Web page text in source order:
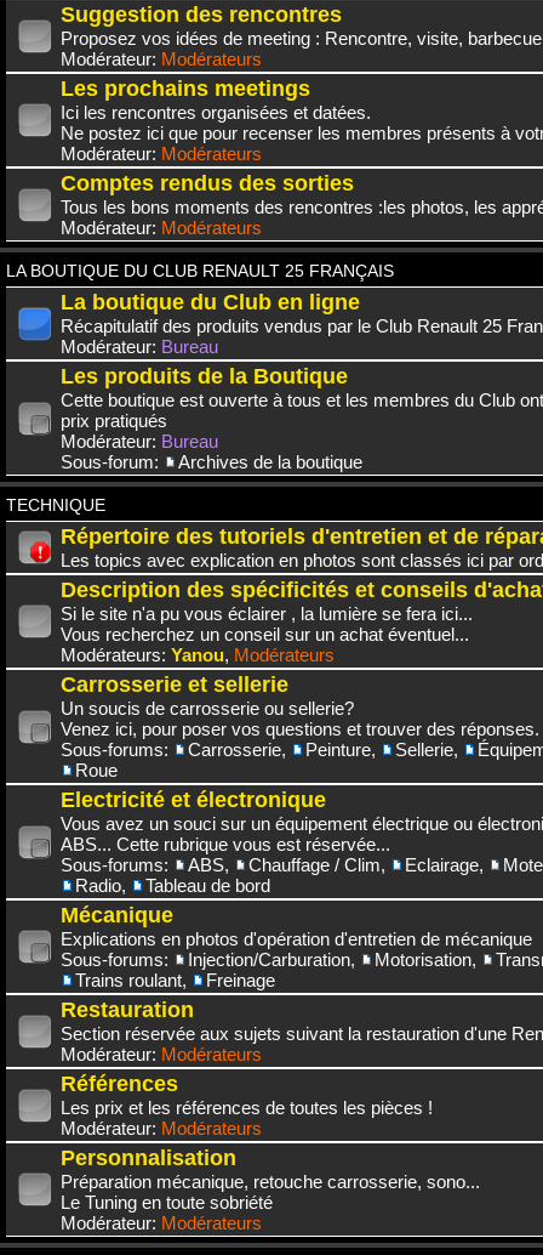
Suggestion des rencontres
Proposez vos idées de meeting : Rencontre, visite,
Modérateur: Modérateurs
Les prochains meetings
Ici les rencontres organisées et datées.
Ne postez ici que pour recenser les membres présents à
Modérateur: Modérateurs
Comptes rendus des sorties
Tous les bons moments des rencontres :les photos, les
Modérateur: Modérateurs
LA BOUTIQUE DU CLUB RENAULT 25 FRANÇAIS
La boutique du Club en ligne
Récapitulatif des produits vendus par le Club Renault 25
Modérateur: Bureau
Les produits de la Boutique
Cette boutique est ouverte à tous et les membres du Club
prix pratiqués
Modérateur: Bureau
Sous-forum:
Archives de la boutique
TECHNIQUE
Répertoire des tutoriels d'entretien et de
Les topics avec explication en photos sont classés ici par
Description des spécificités et conseils
Si le site n'a pu vous éclairer , la lumière se fera ici...
Vous recherchez un conseil sur un achat éventuel...
Modérateurs: Yanou, Modérateurs
Carrosserie et sellerie
Un soucis de carrosserie ou sellerie?
Venez ici, pour poser vos questions et trouver des réponses.
Sous-forums:
Carrosserie, Peinture, Sellerie,
Roue
Electricité et électronique
Vous avez un souci sur un équipement électrique ou
ABS... Cette rubrique vous est réservée...
Sous-forums:
ABS, Chauffage / Clim, Eclairage,
Radio, Tableau de bord
Mécanique
Explications en photos d'opération d'entretien de mécanique
Sous-forums:
Injection/Carburation, Motorisation,
Trains roulant, Freinage
Restauration
Section réservée aux sujets suivant la restauration d'une
Modérateur: Modérateurs
Références
Les prix et les références de toutes les pièces !
Modérateur: Modérateurs
Personnalisation
Préparation mécanique, retouche carrosserie, sono...
Le Tuning en toute sobriété
Modérateur: Modérateurs